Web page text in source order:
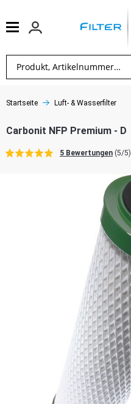
Startseite Luft- & Wasserfilter
Carbonit NFP Premium - D
5 Bewertungen (5/5)